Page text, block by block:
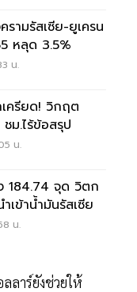
รามรัสเซีย-ยูเครน
หลุด 3.5%
น.
เครียด! วิกฤต
ม.ไร้ข้อสรุป
น.
184.74 จุด วิตก
เข้าน้ำมันรัสเซีย
น.
ลาร์ยังช่วยให้